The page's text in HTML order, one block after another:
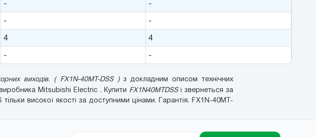
-
-
-
-
4
4
- -
виходів. ( FX1N-40MT-DSS )з докладним описом технічних
виробника Mitsubishi Electric . Купити FX1N40MTDSSі звернеться за
високої якості за доступними цінами. Гарантія. FX1N-40MT-